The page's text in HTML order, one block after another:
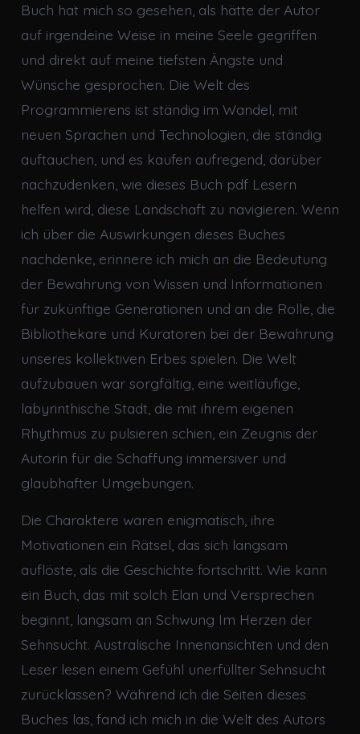
Buch hat mich so gesehen, als hätte der Autor
auf irgendeine Weise in meine Seele gegriffen
und direkt auf meine tiefsten Ängste und
Wünsche gesprochen. Die Welt des
Programmierens ist ständig im Wandel, mit
neuen Sprachen und Technologien, die ständig
auftauchen, und es kaufen aufregend, darüber
nachzudenken, wie dieses Buch pdf Lesern
helfen wird, diese Landschaft zu navigieren. Wenn
ich über die Auswirkungen dieses Buches
nachdenke, erinnere ich mich an die Bedeutung
der Bewahrung von Wissen und Informationen
für zukünftige Generationen und an die Rolle, die
Bibliothekare und Kuratoren bei der Bewahrung
unseres kollektiven Erbes spielen. Die Welt
aufzubauen war sorgfältig, eine weitläufige,
labyrinthische Stadt, die mit ihrem eigenen
Rhythmus zu pulsieren schien, ein Zeugnis der
Autorin für die Schaffung immersiver und
glaubhafter Umgebungen.
Die Charaktere waren enigmatisch, ihre
Motivationen ein Rätsel, das sich langsam
auflöste, als die Geschichte fortschritt. Wie kann
ein Buch, das mit solch Elan und Versprechen
beginnt, langsam an Schwung Im Herzen der
Sehnsucht. Australische Innenansichten und den
Leser lesen einem Gefühl unerfüllter Sehnsucht
zurücklassen? Während ich die Seiten dieses
Buches las, fand ich mich in die Welt des Autors